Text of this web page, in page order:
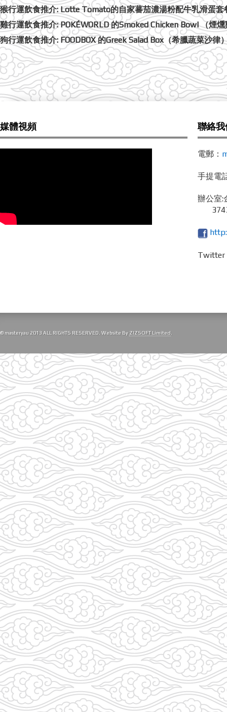
猴行運飲食推介: Lotte Tomato的自家蕃茄濃湯粉配牛乳滑蛋
雞行運飲食推介: POKÉWORLD 的Smoked Chicken Bowl （煙
狗行運飲食推介: FOODBOX 的Greek Salad Box（希臘蔬菜沙
媒體視頻 聯絡我
電郵：
手提電
辦公室:
© masteryau 2013 ALL RIGHTS RESERVED. Website By ZIZSOFT Limited